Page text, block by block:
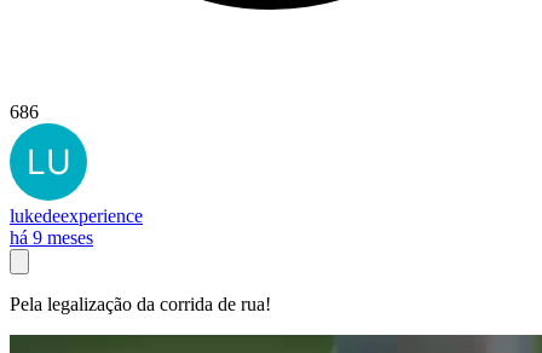
686
lukedeexperience
há 9 meses
Pela legalização da corrida de rua!